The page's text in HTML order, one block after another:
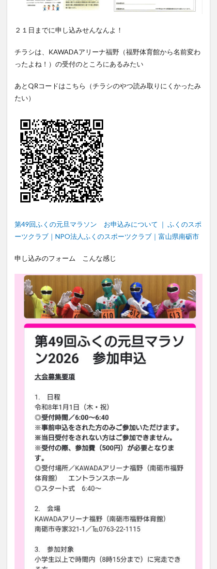
２１日までに申し込みせんなんよ！
チラシは、KAWADAアリーナ福野（福野体育館から名前変わ
ったよね！）の受付のところにあるみたい
あとQRコードはこちら（チラシのやつ読み取りにくかったみ
たい）
第49回ふくの元旦マラソン お申込みについて ｜ ふくのスポ
ーツクラブ｜NPO法人ふくのスポーツクラブ｜富山県南砺市
申し込みのフォーム こんな感じ